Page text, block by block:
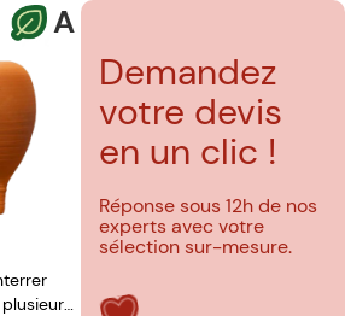
A
Demandez
votre devis
en un clic !
Réponse sous 12h de nos
experts avec votre
sélection sur-mesure.